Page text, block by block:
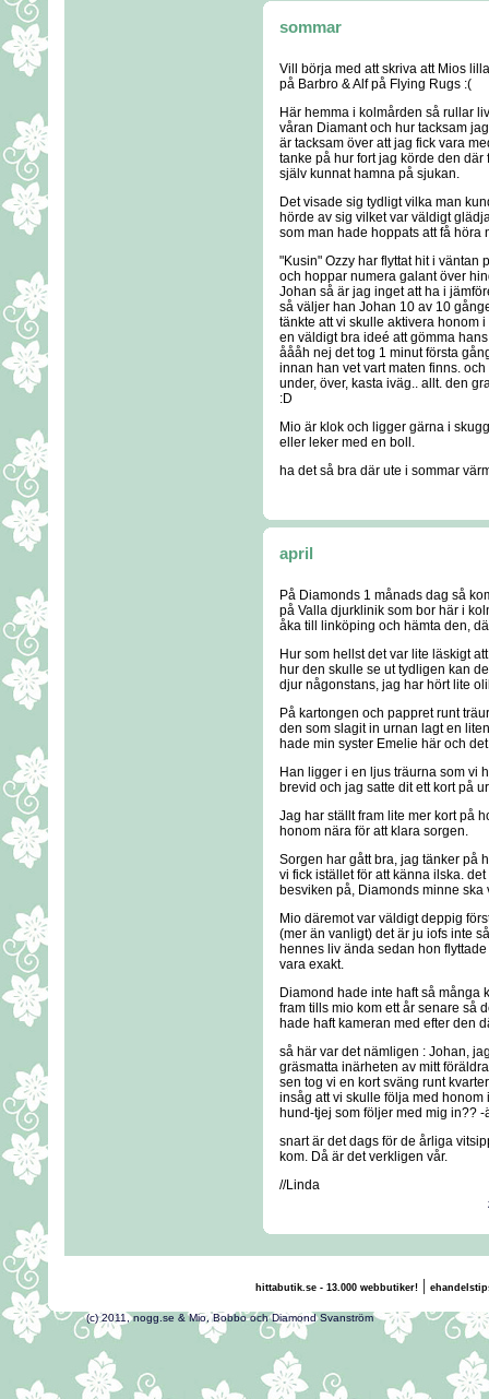
sommar
Vill börja med att skriva att Mios
på Barbro & Alf på Flying Rugs :(
Här hemma i kolmården så rullar
våran Diamant och hur tacksam
är tacksam över att jag fick vara
tanke på hur fort jag körde den
själv kunnat hamna på sjukan.
Det visade sig tydligt vilka man
hörde av sig vilket var väldigt
som man hade hoppats att få höra
"Kusin" Ozzy har flyttat hit i väntan
och hoppar numera galant över
Johan så är jag inget att ha i
så väljer han Johan 10 av 10
tänkte att vi skulle aktivera honom
en väldigt bra ideé att gömma
åååh nej det tog 1 minut första
innan han vet vart maten finns.
under, över, kasta iväg.. allt. den
:D
Mio är klok och ligger gärna i
eller leker med en boll.
ha det så bra där ute i sommar
april
På Diamonds 1 månads dag så
på Valla djurklinik som bor här i
åka till linköping och hämta den,
Hur som hellst det var lite läskigt
hur den skulle se ut tydligen kan
djur någonstans, jag har hört lite
På kartongen och pappret runt
den som slagit in urnan lagt en
hade min syster Emelie här och
Han ligger i en ljus träurna som vi
brevid och jag satte dit ett kort på
Jag har ställt fram lite mer kort på
honom nära för att klara sorgen.
Sorgen har gått bra, jag tänker på
vi fick istället för att känna ilska.
besviken på, Diamonds minne ska
Mio däremot var väldigt deppig
(mer än vanligt) det är ju iofs inte
hennes liv ända sedan hon
vara exakt.
Diamond hade inte haft så många
fram tills mio kom ett år senare så
hade haft kameran med efter den
så här var det nämligen : Johan,
gräsmatta inärheten av mitt
sen tog vi en kort sväng runt
insåg att vi skulle följa med
hund-tjej som följer med mig in?? -
snart är det dags för de årliga
kom. Då är det verkligen vår.
//Linda
hittabutik.se - 13.000 webbutiker!|
(c) 2011, nogg.se & Mio, Bobbo och Diamond